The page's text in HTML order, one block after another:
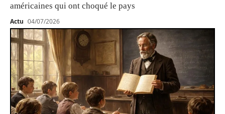
américaines qui ont choqué le pays
Actu 04/07/2026